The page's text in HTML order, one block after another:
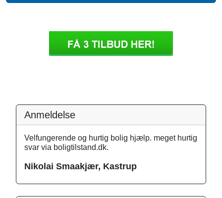
Anmeldelse
Velfungerende og hurtig bolig hjælp. meget hurtig
svar via boligtilstand.dk.
Nikolai Smaakjær, Kastrup